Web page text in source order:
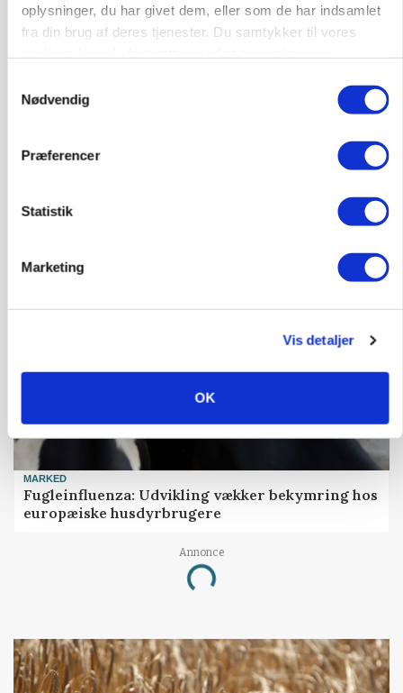
oplysninger, du har givet dem, eller som de har indsamlet
fra din brug af deres tjenester. Du samtykker til vores
Nødvendig
Præferencer
Statistik
Marketing
Vis detaljer
OK
KvægrådgivningDanmark: Er gyllekapaciteten
MARKED
Fugleinfluenza: Udvikling vækker bekymring hos
europæiske husdyrbrugere
Annonce
Loading...